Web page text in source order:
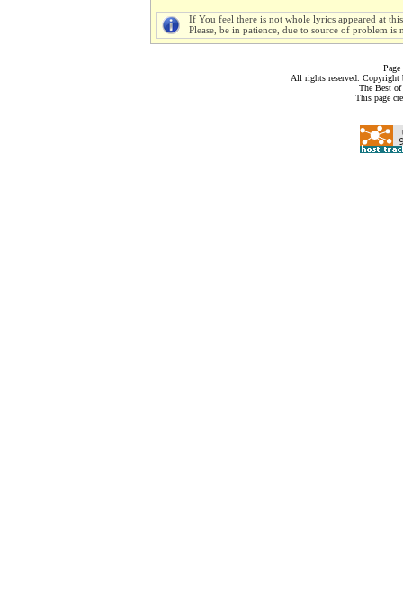
If You feel there is not whole lyrics appeared at
Please, be in patience, due to source of problem
All rights reserved.
The Best
This page